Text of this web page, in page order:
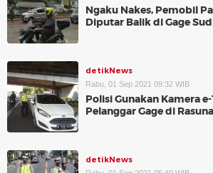
Ngaku Nakes, Pemobil
Diputar Balik di Gage
detikNews
Rabu, 01 Sep 2021 09:32 WIB
Polisi Gunakan Kamera
Pelanggar Gage di
detikNews